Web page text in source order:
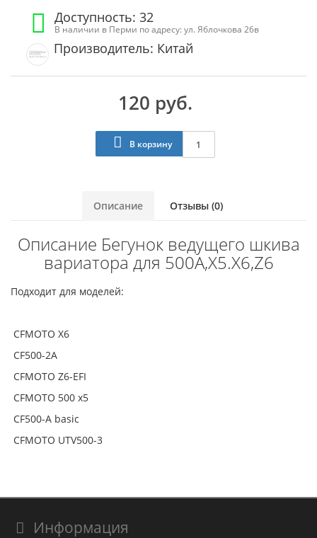
Доступность: 32
В наличии в Перми по адресу: ул. Яблочкова 26в
Производитель: Китай
120 руб.
В корзину
Описание Отзывы (0)
Описание Бегунок ведущего шкива
вариатора для 500A,X5.X6,Z6
Подходит для моделей:
CFMOTO X6
CF500-2A
CFMOTO Z6-EFI
CFMOTO 500 x5
СF500-А basic
CFMOTO UTV500-3
Информация